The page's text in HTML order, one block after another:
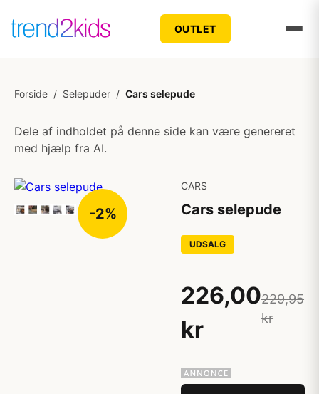
OUTLET
Forside / Selepuder / Cars selepude
Dele af indholdet på denne side kan være genereret
med hjælp fra AI.
-2%
CARS
Cars selepude
UDSALG
226,00
kr
229,95
kr